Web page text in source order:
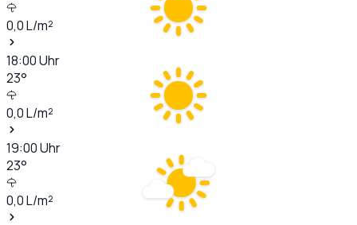
0,0L/m²
18:00Uhr
23°
0,0L/m²
19:00Uhr
23°
0,0L/m²